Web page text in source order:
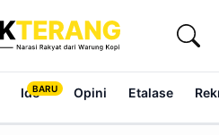
Ide Opini Etalase